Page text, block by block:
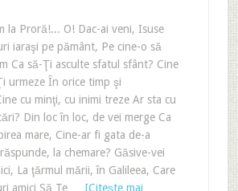
la Proră!... O! Dac-ai veni, Isuse
iaraşi pe pământ, Pe cine-o să
Ca să-Ţi asculte sfatul sfânt? Cine
urmeze În orice timp şi
cu minţi, cu inimi treze Ar sta cu
Din loc în loc, de vei merge Ca
mare, Cine-ar fi gata de-a
la chemare? Găsive-vei
La ţărmul mării, în Galileea, Care
amici Să Te … [Citeşte mai